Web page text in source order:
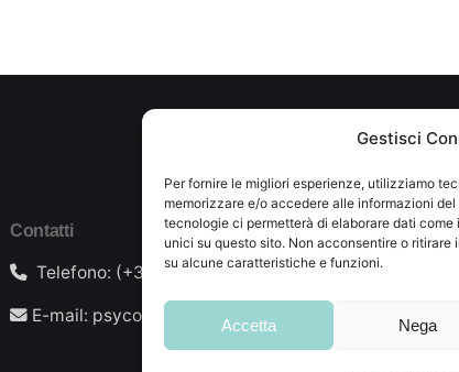
Gestisci
Per fornire le migliori esperienze, utilizziamo
memorizzare e/o accedere alle informazioni
tecnologie ci permetterà di elaborare dati
unici su questo sito. Non acconsentire o
su alcune caratteristiche e funzioni.
Accetta Nega
Contatti
Telefono: (+39) 328 916 2298
E-mail: psycocsd@gmail.com
Instagram